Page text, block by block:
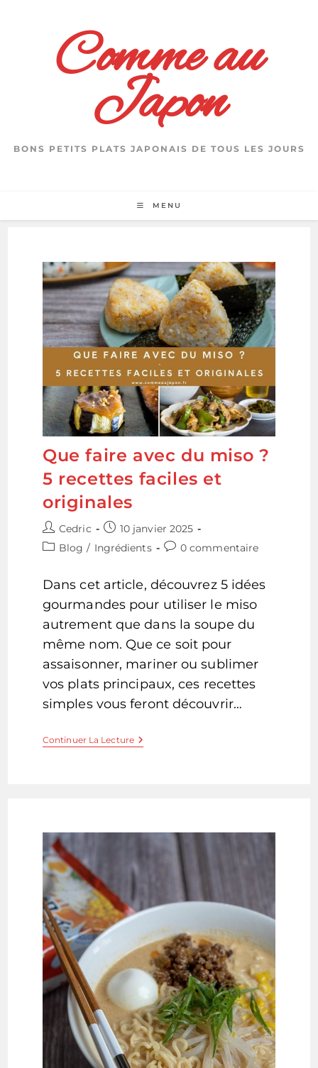
Comme au
Japon
BONS PETITS PLATS JAPONAIS DE TOUS LES JOURS
MENU
Que faire avec du miso ?
5 recettes faciles et
originales
Auteur/autrice
de
Cedric
Publication
publiée :
10 janvier 2025
PostBlog / Ingrédients
Commentaires
la
publication :
0 commentaire
Dans cet article, découvrez 5 idées
gourmandes pour utiliser le miso
autrement que dans la soupe du
même nom. Que ce soit pour
assaisonner, mariner ou sublimer
vos plats principaux, ces recettes
simples vous feront découvrir…
Continuer La LectureQue
Faire
Faciles